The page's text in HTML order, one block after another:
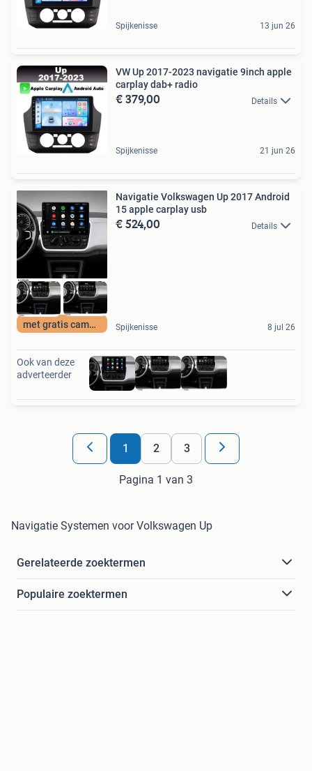
Spijkenisse 13 jun 26
VW Up 2017-2023 navigatie 9inch apple
carplay dab+ radio
€ 379,00 Details
Spijkenisse 21 jun 26
met gratis camera
Navigatie Volkswagen Up 2017 Android
15 apple carplay usb
€ 524,00 Details
Spijkenisse 8 jul 26
Ook van deze
adverteerder
1 2 3
Pagina 1 van 3
Navigatie Systemen voor Volkswagen Up
Gerelateerde zoektermen
Populaire zoektermen